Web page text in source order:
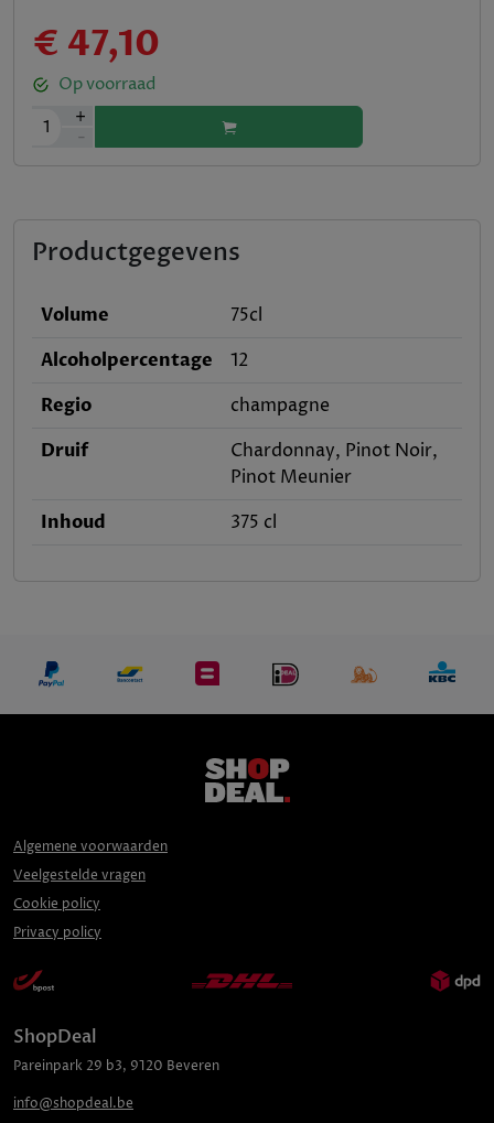
€ 47,10
Op voorraad
1
+
-
Productgegevens
Volume
75cl
Alcoholpercentage
12
Regio
champagne
Druif
Chardonnay, Pinot Noir,
Pinot Meunier
Inhoud
375 cl
ShopDeal
Pareinpark 29 b3, 9120 Beveren
info@shopdeal.be
Algemene voorwaarden
Veelgestelde vragen
Cookie policy
Privacy policy